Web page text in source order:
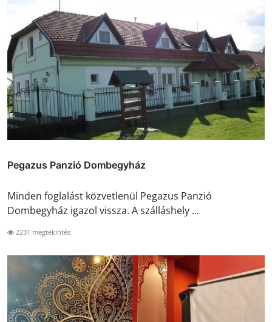
Pegazus Panzió Dombegyház
Minden foglalást közvetlenül Pegazus Panzió
Dombegyház igazol vissza. A szálláshely ...
2231 megtekintés